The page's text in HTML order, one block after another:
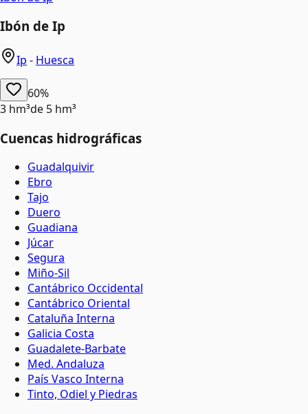
Ibón de Ip
Ip - Huesca
60%
3 hm³de 5 hm³
Cuencas hidrográficas
Guadalquivir
Ebro
Tajo
Duero
Guadiana
Júcar
Segura
Miño-Sil
Cantábrico Occidental
Cantábrico Oriental
Cataluña Interna
Galicia Costa
Guadalete-Barbate
Med. Andaluza
País Vasco Interna
Tinto, Odiel y Piedras